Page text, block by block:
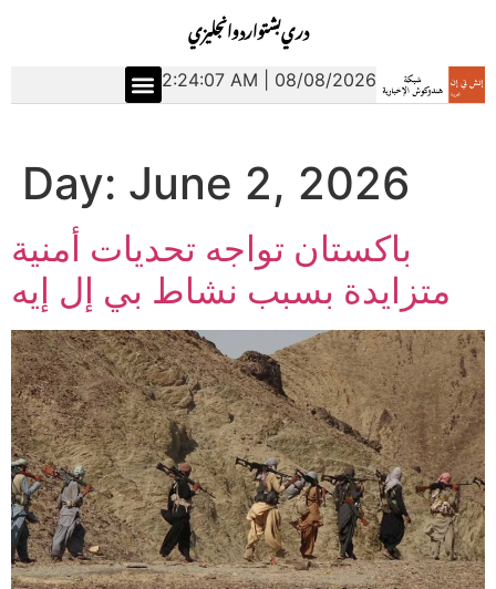
انجليزياردوبشتودري
2:24:08 AM | 08/08/2026
Day: June 2, 2026
باكستان تواجه تحديات أمنية
متزايدة بسبب نشاط بي إل إيه